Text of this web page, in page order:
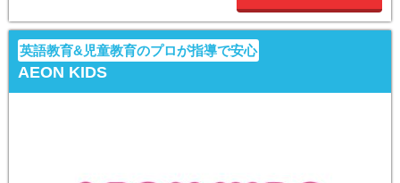
英語教育&児童教育のプロが指導で安心
AEON KIDS